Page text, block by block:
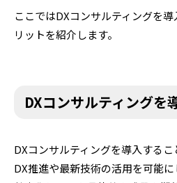
ここではDXコンサルティングを
リットを紹介します。
DXコンサルティングを
DXコンサルティングを導入する
DX推進や最新技術の活用を可能